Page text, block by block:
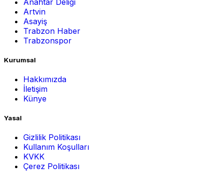
Artvin
Asayiş
Trabzon Haber
Trabzonspor
Kurumsal
Hakkımızda
İletişim
Künye
Yasal
Gizlilik Politikası
Kullanım Koşulları
KVKK
Çerez Politikası